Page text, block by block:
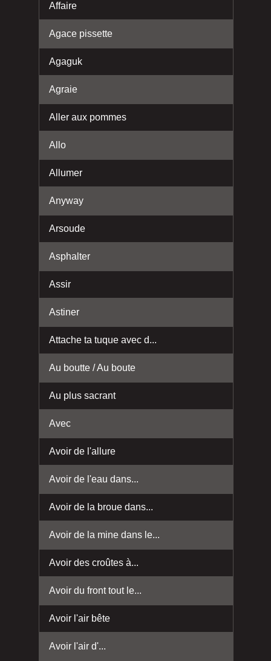
Affaire
Agace pissette
Agaguk
Agraie
Aller aux pommes
Allo
Allumer
Anyway
Arsoude
Asphalter
Assir
Astiner
Attache ta tuque avec d...
Au boutte / Au boute
Au plus sacrant
Avec
Avoir de l'allure
Avoir de l'eau dans...
Avoir de la broue dans...
Avoir de la mine dans le...
Avoir des croûtes à...
Avoir du front tout le...
Avoir l'air bête
Avoir l'air d'...